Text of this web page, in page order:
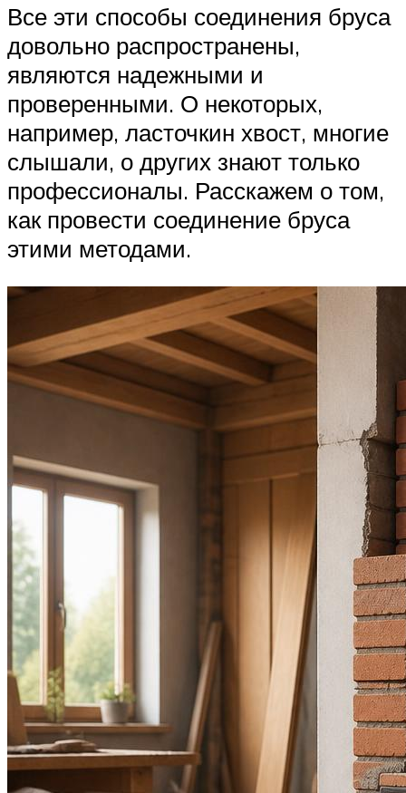
Все эти способы соединения бруса
довольно распространены,
являются надежными и
проверенными. О некоторых,
например, ласточкин хвост, многие
слышали, о других знают только
профессионалы. Расскажем о том,
как провести соединение бруса
этими методами.